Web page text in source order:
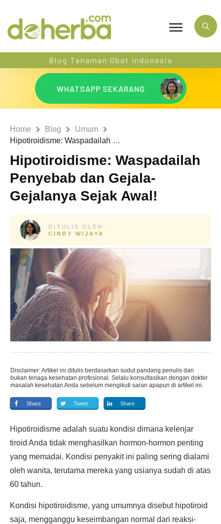
Blog Tanaman Obat Indonesia
WHATSAPP SEKARANG
Home Blog
Umum
Hipotiroidisme: Waspadailah Penyebab dan Gejala-Gejalanya Sejak Awal!
Hipotiroidisme: Waspadailah
Penyebab dan Gejala-
Gejalanya Sejak Awal!
DITULIS OLEH:
CINDY WIJAYA
Disclaimer: Artikel ini ditulis berdasarkan sudut pandang penulis dan
bukan tenaga kesehatan profesional. Selalu konsultasikan dengan dokter
masalah kesehatan Anda sebelum mengikuti saran apapun di artikel ini.
Share Tweet Share
Hipotiroidisme adalah suatu kondisi dimana kelenjar
tiroid Anda tidak menghasilkan hormon-hormon penting
yang memadai. Kondisi penyakit ini paling sering dialami
oleh wanita, terutama mereka yang usianya sudah di atas
60 tahun.
Kondisi hipotiroidisme, yang umumnya disebut hipotiroid
saja, mengganggu keseimbangan normal dari reaksi-